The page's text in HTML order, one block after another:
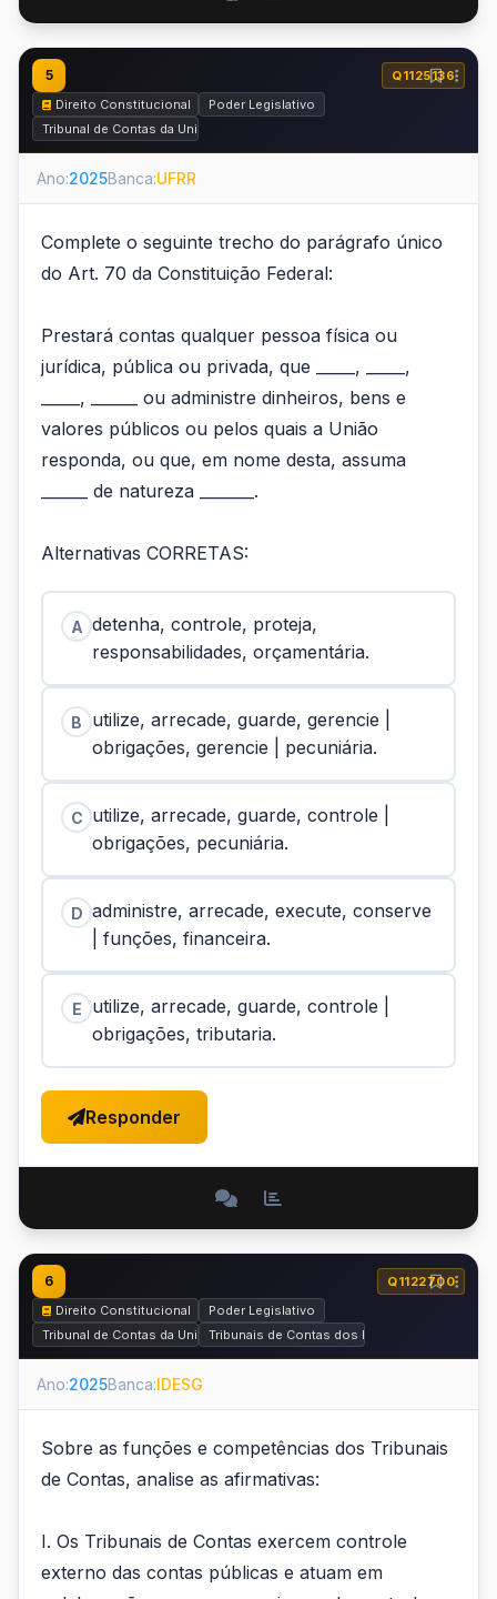
5
Q1125136
Direito Constitucional
Poder Legislativo
Tribunal de Contas da União (TCU) e Fiscalização Contábil, Financeira e
Ano:2025Banca:UFRR
Complete o seguinte trecho do parágrafo único
do Art. 70 da Constituição Federal:
Prestará contas qualquer pessoa física ou
jurídica, pública ou privada, que _____, _____,
_____, ______ ou administre dinheiros, bens e
valores públicos ou pelos quais a União
responda, ou que, em nome desta, assuma
______ de natureza _______.
Alternativas CORRETAS:
A detenha, controle, proteja,
responsabilidades, orçamentária.
B
utilize, arrecade, guarde, gerencie |
obrigações, gerencie | pecuniária.
C utilize, arrecade, guarde, controle |
obrigações, pecuniária.
D administre, arrecade, execute, conserve
| funções, financeira.
E
utilize, arrecade, guarde, controle |
obrigações, tributaria.
Responder
6
Q1122700
Direito Constitucional
Poder Legislativo
Tribunal de Contas da União (TCU) e Fiscalização Contábil, Financeira e
Tribunais de Contas dos Estados (TCEs) e
Ano:2025Banca:IDESG
Sobre as funções e competências dos Tribunais
de Contas, analise as afirmativas:
I. Os Tribunais de Contas exercem controle
externo das contas públicas e atuam em